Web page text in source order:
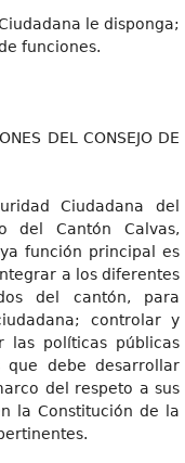
le disponga;
funciones.
DEL CONSEJO DE
Ciudadana del
del Cantón Calvas,
función principal es
a los diferentes
del cantón, para
controlar y
las políticas públicas
que debe desarrollar
del respeto a sus
la Constitución de la